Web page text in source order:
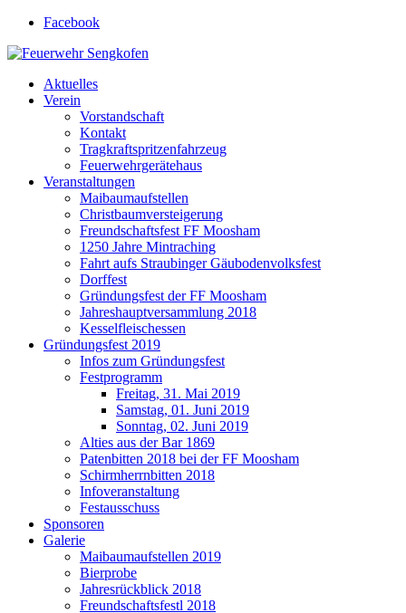
Facebook
Feuerwehr Sengkofen
Gott zur Ehr', dem nächsten zur Wehr
Aktuelles
Verein
Vorstandschaft
Kontakt
Tragkraftspritzenfahrzeug
Feuerwehrgerätehaus
Veranstaltungen
Maibaumaufstellen
Christbaumversteigerung
Freundschaftsfest FF Moosham
1250 Jahre Mintraching
Fahrt aufs Straubinger Gäubodenvolksfest
Dorffest
Gründungsfest der FF Moosham
Jahreshauptversammlung 2018
Kesselfleischessen
Gründungsfest 2019
Infos zum Gründungsfest
Festprogramm
Freitag, 31. Mai 2019
Samstag, 01. Juni 2019
Sonntag, 02. Juni 2019
Alties aus der Bar 1869
Patenbitten 2018 bei der FF Moosham
Schirmherrnbitten 2018
Infoveranstaltung
Festausschuss
Sponsoren
Galerie
Maibaumaufstellen 2019
Bierprobe
Jahresrückblick 2018
Freundschaftsfestl 2018